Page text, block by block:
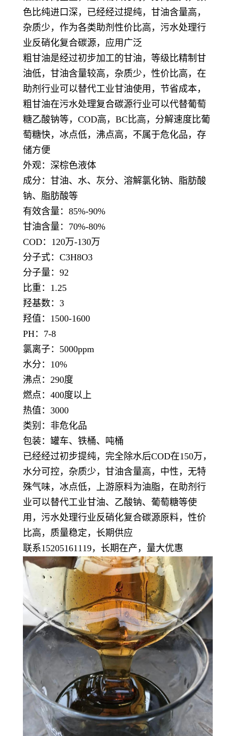
色比纯进口深，已经经过提纯，甘油含量高，
杂质少，作为各类助剂性价比高，污水处理行
业反硝化复合碳源，应用广泛
粗甘油是经过初步加工的甘油，等级比精制甘
油低，甘油含量较高，杂质少，性价比高，在
助剂行业可以替代工业甘油使用，节省成本，
粗甘油在污水处理复合碳源行业可以代替葡萄
糖乙酸钠等，COD高，BC比高，分解速度比葡
萄糖快，冰点低，沸点高，不属于危化品，存
储方便
外观：深棕色液体
成分：甘油、水、灰分、溶解氯化钠、脂肪酸
钠、脂肪酸等
有效含量：85%-90%
甘油含量：70%-80%
COD：120万-130万
分子式：C3H8O3
分子量：92
比重：1.25
羟基数：3
羟值：1500-1600
PH：7-8
氯离子：5000ppm
水分：10%
沸点：290度
燃点：400度以上
热值：3000
类别：非危化品
包装：罐车、铁桶、吨桶
已经经过初步提纯，完全除水后COD在150万，
水分可控，杂质少，甘油含量高，中性，无特
殊气味，冰点低，上游原料为油脂，在助剂行
业可以替代工业甘油、乙酸钠、葡萄糖等使
用，污水处理行业反硝化复合碳源原料，性价
比高，质量稳定，长期供应
联系15205161119，长期在产，量大优惠